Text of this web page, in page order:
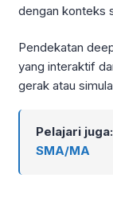
dengan konteks
Pendekatan
yang interaktif
gerak atau
Pelajari juga:
SMA/MA